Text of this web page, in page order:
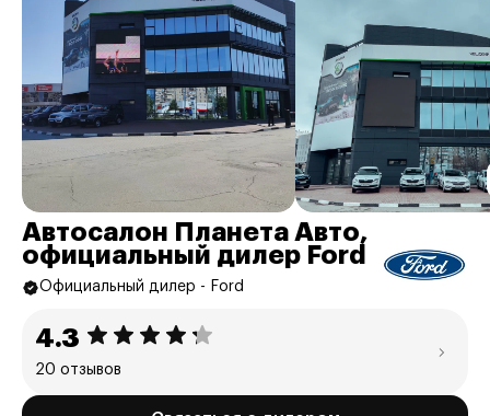
Автосалон Планета Авто,
официальный дилер Ford
Официальный дилер - Ford
4.3
20 отзывов